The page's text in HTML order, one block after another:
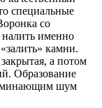
специальные
со
именно
камни.
а потом
Образование
шум